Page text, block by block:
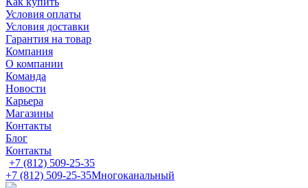
Условия оплаты
Условия доставки
Гарантия на товар
Компания
О компании
Команда
Новости
Карьера
Магазины
Контакты
Блог
Контакты
+7 (812) 509-25-35
+7 (812) 509-25-35Многоканальный